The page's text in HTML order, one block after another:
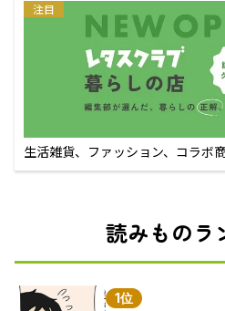
注目
生活雑貨、ファッション、コラボ
えるECサイト
読みものラ
1位